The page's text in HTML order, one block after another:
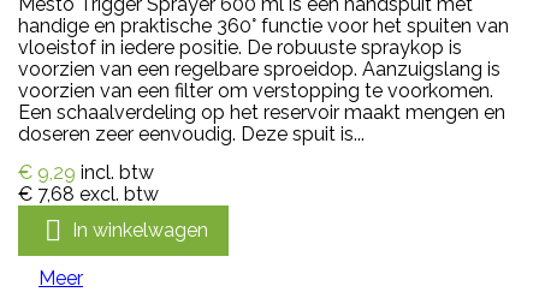
Mesto Trigger Sprayer 600 ml is een handspuit met
handige en praktische 360° functie voor het spuiten van
vloeistof in iedere positie. De robuuste spraykop is
voorzien van een regelbare sproeidop. Aanzuigslang is
voorzien van een filter om verstopping te voorkomen.
Een schaalverdeling op het reservoir maakt mengen en
doseren zeer eenvoudig. Deze spuit is...
€ 9,29 incl. btw
€ 7,68 excl. btw
 In winkelwagen
Meer